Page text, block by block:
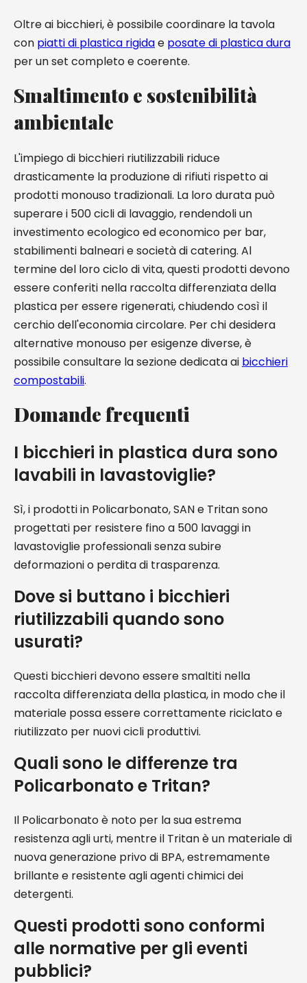
Oltre ai bicchieri, è possibile coordinare la tavola
con piatti di plastica rigidae posate di plastica dura
per un set completo e coerente.
Smaltimento e sostenibilità
ambientale
L'impiego di bicchieri riutilizzabili riduce
drasticamente la produzione di rifiuti rispetto ai
prodotti monouso tradizionali. La loro durata può
superare i 500 cicli di lavaggio, rendendoli un
investimento ecologico ed economico per bar,
stabilimenti balneari e società di catering. Al
termine del loro ciclo di vita, questi prodotti devono
essere conferiti nella raccolta differenziata della
plastica per essere rigenerati, chiudendo così il
cerchio dell'economia circolare. Per chi desidera
alternative monouso per esigenze diverse, è
possibile consultare la sezione dedicata ai bicchieri
compostabili.
Domande frequenti
I bicchieri in plastica dura sono
lavabili in lavastoviglie?
Sì, i prodotti in Policarbonato, SAN e Tritan sono
progettati per resistere fino a 500 lavaggi in
lavastoviglie professionali senza subire
deformazioni o perdita di trasparenza.
Dove si buttano i bicchieri
riutilizzabili quando sono
usurati?
Questi bicchieri devono essere smaltiti nella
raccolta differenziata della plastica, in modo che il
materiale possa essere correttamente riciclato e
riutilizzato per nuovi cicli produttivi.
Quali sono le differenze tra
Policarbonato e Tritan?
Il Policarbonato è noto per la sua estrema
resistenza agli urti, mentre il Tritan è un materiale di
nuova generazione privo di BPA, estremamente
brillante e resistente agli agenti chimici dei
detergenti.
Questi prodotti sono conformi
alle normative per gli eventi
pubblici?